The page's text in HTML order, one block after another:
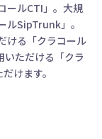
ールCTI」。大規
ルSipTrunk」。
ける「クラコール
いただける「クラ
けます。